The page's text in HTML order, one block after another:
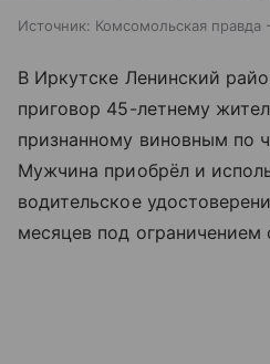
Источник: Комсомольская правда
В Иркутске Ленинский
приговор 45-летнему
признанному виновным по
Мужчина приобрёл и
водительское
месяцев под ограничением